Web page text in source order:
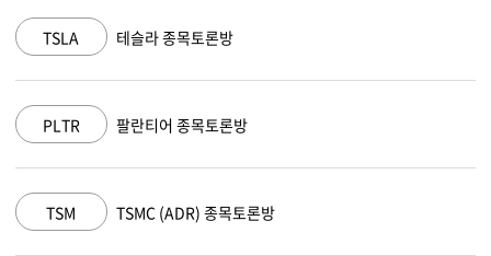
MSFT
AAPL
AMZN 아마존 닷컴 종목토론방